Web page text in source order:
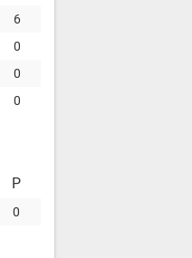
6
0
0
0
P
0